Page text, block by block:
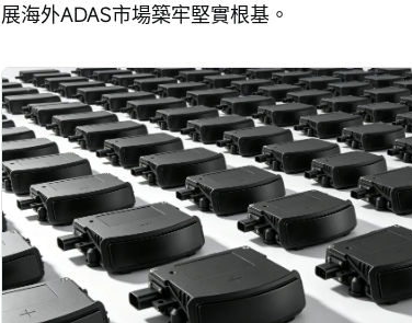
展海外ADAS市場築牢堅實根基。